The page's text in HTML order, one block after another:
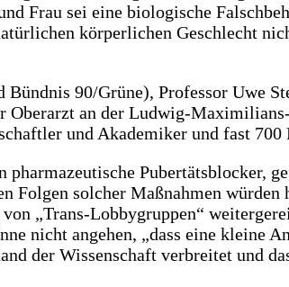
Frau sei eine biologische
körperlichen Geschlecht
90/Grüne), Professor Uwe
an der Ludwig-
und Akademiker und fast 700
Pubertätsblocker,
Folgen solcher Maßnahmen
„Trans-Lobbygruppen“
nicht angehen, „dass eine kleine
der Wissenschaft verbreitet und